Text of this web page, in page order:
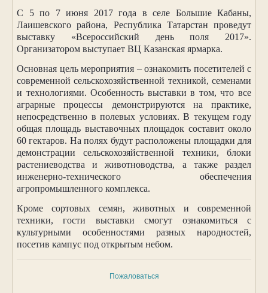
С 5 по 7 июня 2017 года в селе Большие Кабаны,
Лаишевского района, Республика Татарстан проведут
выставку «Всероссийский день поля 2017».
Организатором выступает ВЦ Казанская ярмарка.
Основная цель мероприятия – ознакомить посетителей с
современной сельскохозяйственной техникой, семенами
и технологиями. Особенность выставки в том, что все
аграрные процессы демонстрируются на практике,
непосредственно в полевых условиях. В текущем году
общая площадь выставочных площадок составит около
60 гектаров. На полях будут расположены площадки для
демонстрации сельскохозяйственной техники, блоки
растениеводства и животноводства, а также раздел
инженерно-технического обеспечения
агропромышленного комплекса.
Кроме сортовых семян, животных и современной
техники, гости выставки смогут ознакомиться с
культурными особенностями разных народностей,
посетив кампус под открытым небом.
Пожаловаться